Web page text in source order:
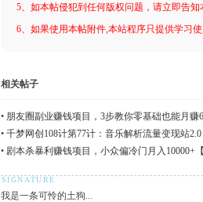
5、如本帖侵犯到任何版权问题，请立即告
6、如果使用本帖附件,本站程序只提供学习
相关帖子
• 朋友圈副业赚钱项目，3步教你零基础也能月赚
• 千梦网创108计第77计：音乐解析流量变现站
• 剧本杀暴利赚钱项目，小众偏冷门月入10000+
我是一条可怜的土狗...